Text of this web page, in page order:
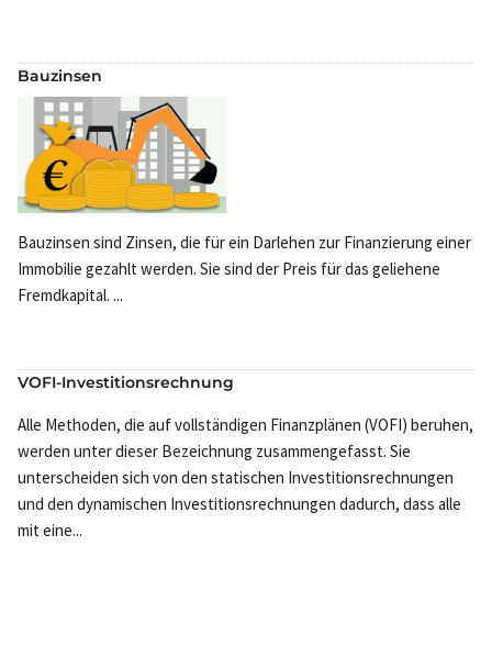
Bauzinsen
Bauzinsen sind Zinsen, die für ein Darlehen zur Finanzierung einer
Immobilie gezahlt werden. Sie sind der Preis für das geliehene
Fremdkapital. ...
VOFI-Investitionsrechnung
Alle Methoden, die auf vollständigen Finanzplänen (VOFI) beruhen,
werden unter dieser Bezeichnung zusammengefasst. Sie
unterscheiden sich von den statischen Investitionsrechnungen
und den dynamischen Investitionsrechnungen dadurch, dass alle
mit eine...